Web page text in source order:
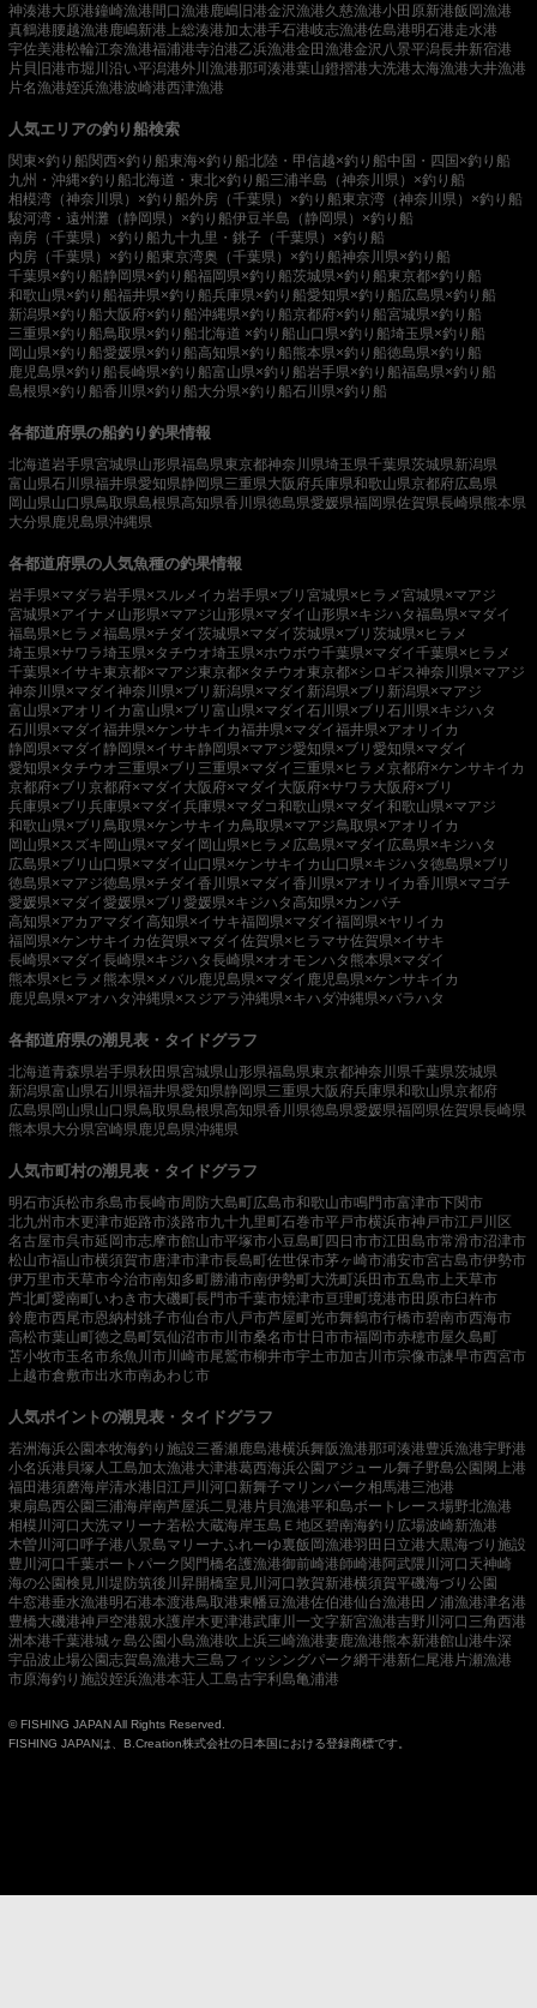
神湊港大原港鐘崎漁港間口漁港 鹿嶋旧港金沢漁港久慈漁港小田原新港飯岡漁港
真鶴港腰越漁港 鹿嶋新港 上総湊港加太港手石港岐志漁港佐島港明石港走水港
宇佐美港松輪江奈漁港福浦港寺泊港乙浜漁港金田漁港金沢八景平潟長井新宿港
片貝旧港市堀川沿い平潟港外川漁港那珂湊港葉山鐙摺港大洗港太海漁港大井漁港
片名漁港姪浜漁港波崎港西津漁港
人気エリアの釣り船検索
関東×釣り船関西×釣り船東海×釣り船北陸・甲信越×釣り船中国・四国×釣り船
九州・沖縄×釣り船北海道・東北×釣り船三浦半島（神奈川県）×釣り船
相模湾（神奈川県）×釣り船外房（千葉県）×釣り船東京湾（神奈川県）×釣り船
駿河湾・遠州灘（静岡県）×釣り船伊豆半島（静岡県）×釣り船
南房（千葉県）×釣り船九十九里・銚子（千葉県）×釣り船
内房（千葉県）×釣り船東京湾奥（千葉県）×釣り船神奈川県×釣り船
千葉県×釣り船静岡県×釣り船福岡県×釣り船茨城県×釣り船東京都×釣り船
和歌山県×釣り船福井県×釣り船兵庫県×釣り船愛知県×釣り船広島県×釣り船
新潟県×釣り船大阪府×釣り船沖縄県×釣り船京都府×釣り船宮城県×釣り船
三重県×釣り船鳥取県×釣り船北海道 ×釣り船山口県×釣り船埼玉県×釣り船
岡山県×釣り船愛媛県×釣り船高知県×釣り船熊本県×釣り船徳島県×釣り船
鹿児島県×釣り船長崎県×釣り船富山県×釣り船岩手県×釣り船福島県×釣り船
島根県×釣り船香川県×釣り船大分県×釣り船石川県×釣り船
各都道府県の船釣り釣果情報
北海道岩手県宮城県山形県福島県東京都神奈川県埼玉県千葉県茨城県新潟県
富山県石川県福井県愛知県静岡県三重県大阪府兵庫県和歌山県京都府広島県
岡山県山口県鳥取県島根県高知県香川県徳島県愛媛県福岡県佐賀県長崎県熊本県
大分県 鹿児島県沖縄県
各都道府県の人気魚種の釣果情報
岩手県×マダラ 岩手県×スルメイカ 岩手県×ブリ 宮城県×ヒラメ宮城県×マアジ
宮城県×アイナメ 山形県×マアジ山形県×マダイ 山形県×キジハタ福島県×マダイ
福島県×ヒラメ福島県×チダイ茨城県×マダイ茨城県×ブリ 茨城県×ヒラメ
埼玉県×サワラ埼玉県×タチウオ埼玉県×ホウボウ千葉県×マダイ千葉県×ヒラメ
千葉県×イサキ東京都×マアジ東京都×タチウオ東京都×シロギス神奈川県×マアジ
神奈川県×マダイ神奈川県×ブリ 新潟県×マダイ 新潟県×ブリ 新潟県×マアジ
富山県×アオリイカ富山県×ブリ 富山県×マダイ石川県×ブリ 石川県×キジハタ
石川県×マダイ福井県×ケンサキイカ福井県×マダイ福井県×アオリイカ
静岡県×マダイ静岡県×イサキ静岡県×マアジ愛知県×ブリ 愛知県×マダイ
愛知県×タチウオ三重県×ブリ 三重県×マダイ 三重県×ヒラメ京都府×ケンサキイカ
京都府×ブリ 京都府×マダイ 大阪府×マダイ 大阪府×サワラ 大阪府×ブリ
兵庫県×ブリ 兵庫県×マダイ兵庫県×マダコ和歌山県×マダイ和歌山県×マアジ
和歌山県×ブリ 鳥取県×ケンサキイカ 鳥取県×マアジ鳥取県×アオリイカ
岡山県×スズキ岡山県×マダイ 岡山県×ヒラメ 広島県×マダイ 広島県×キジハタ
広島県×ブリ 山口県×マダイ 山口県×ケンサキイカ 山口県×キジハタ徳島県×ブリ
徳島県×マアジ徳島県×チダイ香川県×マダイ香川県×アオリイカ香川県×マゴチ
愛媛県×マダイ愛媛県×ブリ 愛媛県×キジハタ高知県×カンパチ
高知県×アカアマダイ高知県×イサキ福岡県×マダイ福岡県×ヤリイカ
福岡県×ケンサキイカ佐賀県×マダイ佐賀県×ヒラマサ佐賀県×イサキ
長崎県×マダイ長崎県×キジハタ長崎県×オオモンハタ 熊本県×マダイ
熊本県×ヒラメ 熊本県×メバル鹿児島県×マダイ 鹿児島県×ケンサキイカ
鹿児島県×アオハタ沖縄県×スジアラ沖縄県×キハダ沖縄県×バラハタ
各都道府県の潮見表・タイドグラフ
北海道青森県岩手県秋田県宮城県山形県福島県東京都神奈川県千葉県茨城県
新潟県富山県石川県福井県愛知県静岡県三重県大阪府兵庫県和歌山県京都府
広島県岡山県山口県鳥取県島根県高知県香川県徳島県愛媛県福岡県佐賀県長崎県
熊本県大分県宮崎県 鹿児島県沖縄県
人気市町村の潮見表・タイドグラフ
明石市浜松市糸島市長崎市周防大島町広島市和歌山市鳴門市富津市下関市
北九州市木更津市姫路市淡路市九十九里町石巻市平戸市横浜市神戸市江戸川区
名古屋市呉市延岡市志摩市館山市平塚市小豆島町四日市市江田島市常滑市沼津市
松山市福山市横須賀市唐津市津市長島町佐世保市茅ヶ崎市浦安市宮古島市伊勢市
伊万里市天草市今治市南知多町勝浦市南伊勢町大洗町浜田市五島市 上天草市
芦北町愛南町いわき市大磯町長門市千葉市焼津市亘理町境港市田原市臼杵市
鈴鹿市西尾市恩納村銚子市仙台市八戸市芦屋町光市舞鶴市行橋市碧南市西海市
高松市葉山町徳之島町気仙沼市市川市桑名市廿日市市福岡市赤穂市屋久島町
苫小牧市玉名市糸魚川市 川崎市尾鷲市柳井市宇土市加古川市宗像市諫早市西宮市
上越市倉敷市出水市南あわじ市
人気ポイントの潮見表・タイドグラフ
若洲海浜公園本牧海釣り施設三番瀬 鹿島港横浜舞阪漁港那珂湊港豊浜漁港宇野港
小名浜港 貝塚人工島加太漁港大津港葛西海浜公園アジュール舞子野島公園閖上港
福田港須磨海岸清水港 旧江戸川河口 新舞子マリンパーク相馬港三池港
東扇島西公園三浦海岸南芦屋浜二見港 片貝漁港平和島ボートレース場野北漁港
相模川河口 大洗マリーナ若松大蔵海岸玉島Ｅ地区碧南海釣り広場波崎新漁港
木曽川河口呼子港 八景島マリーナふれーゆ裏飯岡漁港羽田 日立港大黒海づり施設
豊川河口千葉ポートパーク関門橋名護漁港御前崎港師崎港阿武隈川河口 天神崎
海の公園検見川堤防筑後川昇開橋室見川河口敦賀新港横須賀平磯海づり公園
牛窓港垂水漁港明石港本渡港鳥取港東幡豆漁港佐伯港仙台漁港田ノ浦漁港津名港
豊橋大磯港神戸空港親水護岸木更津港武庫川一文字新宮漁港吉野川河口 三角西港
洲本港千葉港城ヶ島公園小島漁港吹上浜三崎漁港妻鹿漁港熊本新港館山港牛深
宇品波止場公園志賀島漁港大三島フィッシングパーク網干港新仁尾港 片瀬漁港
市原海釣り施設姪浜漁港本荘人工島古宇利島亀浦港
© FISHING JAPAN All Rights Reserved.
FISHING JAPANは、B.Creation株式会社の日本国における登録商標です。